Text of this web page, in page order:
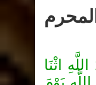
اثْنَا